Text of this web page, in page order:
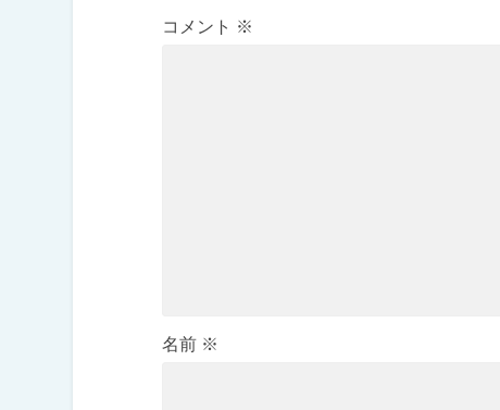
コメント ※
名前 ※